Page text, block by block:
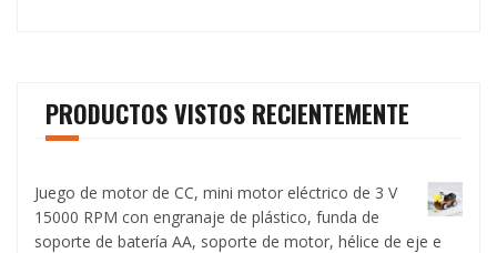
PRODUCTOS VISTOS RECIENTEMENTE
Juego de motor de CC, mini motor eléctrico de 3 V
15000 RPM con engranaje de plástico, funda de
soporte de batería AA, soporte de motor, hélice de eje e